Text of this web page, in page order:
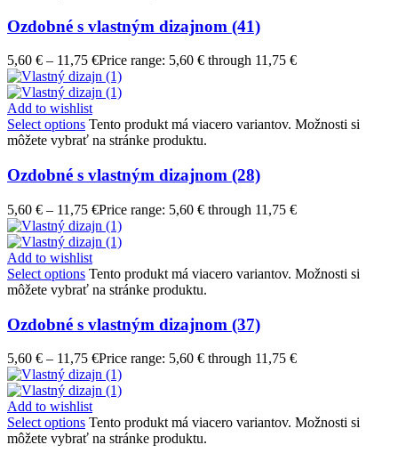
Ozdobné s vlastným dizajnom (41)
5,60 € – 11,75 €Price range: 5,60 € through 11,75 €
Add to wishlist
Select options Tento produkt má viacero variantov. Možnosti si
môžete vybrať na stránke produktu.
Ozdobné s vlastným dizajnom (28)
5,60 € – 11,75 €Price range: 5,60 € through 11,75 €
Add to wishlist
Select options Tento produkt má viacero variantov. Možnosti si
môžete vybrať na stránke produktu.
Ozdobné s vlastným dizajnom (37)
5,60 € – 11,75 €Price range: 5,60 € through 11,75 €
Add to wishlist
Select options Tento produkt má viacero variantov. Možnosti si
môžete vybrať na stránke produktu.